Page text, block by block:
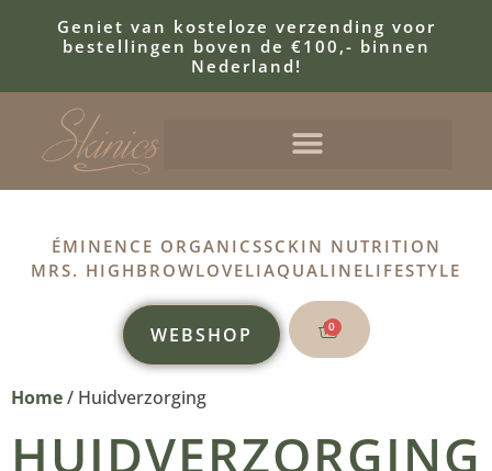
Geniet van kosteloze verzending voor
bestellingen boven de €100,- binnen
Nederland!
ÉMINENCE ORGANICSSCKIN NUTRITION
MRS. HIGHBROWLOVELIAQUALINELIFESTYLE
WEBSHOP 0
Home/ Huidverzorging
HUIDVERZORGING